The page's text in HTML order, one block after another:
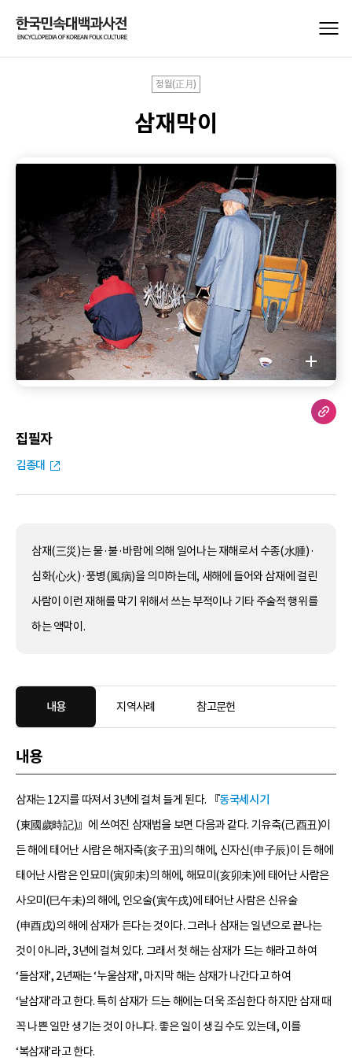
정월(正月)
삼재막이
집필자
김종대
삼재(三災)는 물·불·바람에 의해 일어나는 재해로서 수종(水腫)·
심화(心火)·풍병(風病)을 의미하는데, 새해에 들어와 삼재에 걸린
사람이 이런 재해를 막기 위해서 쓰는 부적이나 기타 주술적 행위를
하는 액막이.
내용 지역사례 참고문헌
내용
삼재는 12지를 따져서 3년에 걸쳐 들게 된다. 『동국세시기
(東國歲時記)』에 쓰여진 삼재법을 보면 다음과 같다. 기유축(己酉丑)이
든 해에 태어난 사람은 해자축(亥子丑)의 해에, 신자신(申子辰)이 든 해에
태어난 사람은 인묘미(寅卯未)의 해에, 해묘미(亥卯未)에 태어난 사람은
사오미(巳午未)의 해에, 인오술(寅午戌)에 태어난 사람은 신유술
(申酉戌)의 해에 삼재가 든다는 것이다. 그러나 삼재는 일년으로 끝나는
것이 아니라, 3년에 걸쳐 있다. 그래서 첫 해는 삼재가 드는 해라고 하여
‘들삼재’, 2년째는 ‘누울삼재’, 마지막 해는 삼재가 나간다고 하여
‘날삼재’라고 한다. 특히 삼재가 드는 해에는 더욱 조심한다 하지만 삼재 때
꼭 나쁜 일만 생기는 것이 아니다. 좋은 일이 생길 수도 있는데, 이를
‘복삼재’라고 한다.